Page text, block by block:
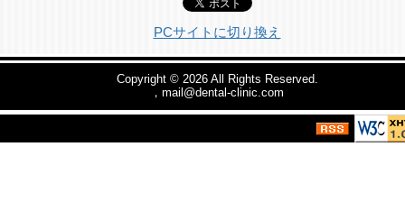
PCサイトに切り換え
Copyright © 2026 All Rights Reserved.
，mail@dental-clinic.com